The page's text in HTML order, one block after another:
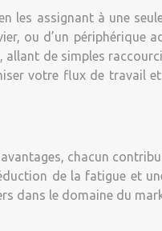
assignant à une
ou d’un
de simples
votre flux de travail
chacun
de la fatigue et
dans le domaine du